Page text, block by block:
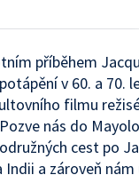
příběhem
v 60. a 70.
filmu
nás do
cest po
Indii a zároveň